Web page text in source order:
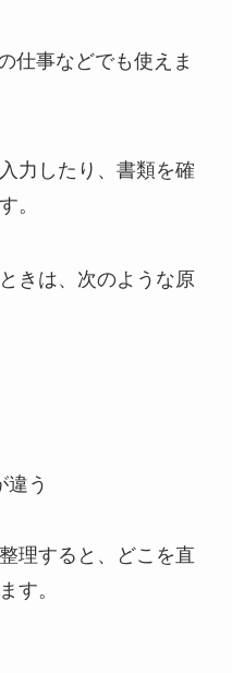
仕事などでも使えま
力したり、書類を確
。
きは、次のような原
違う
理すると、どこを直
す。